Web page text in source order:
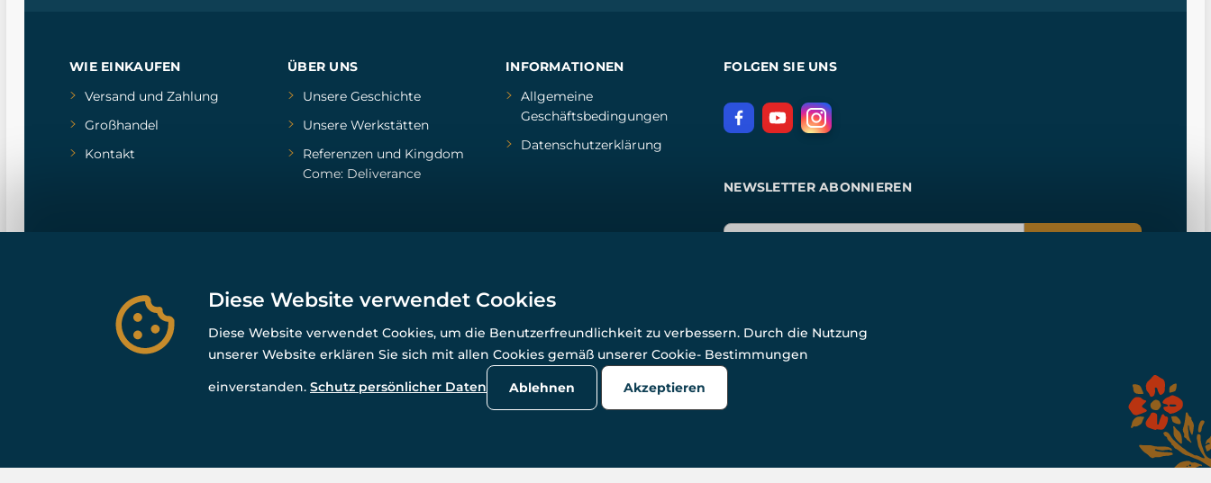
WIE EINKAUFEN
Versand und Zahlung
Großhandel
Kontakt
ÜBER UNS
Unsere Geschichte
Unsere Werkstätten
Referenzenund Kingdom
Come: Deliverance
INFORMATIONEN
Allgemeine
Geschäftsbedingungen
Datenschutzerklärung
FOLGEN SIE UNS
NEWSLETTER ABONNIEREN
© Alle Rechte vorbehalten. www.wulflund.de 2007-2026.
Powered by
Simplia.cz , protected by reCAPTCHA.
Diese Website verwendet Cookies
Diese Website verwendet Cookies, um die Benutzerfreundlichkeit zu verbessern. Durch die Nutzung
unserer Website erklären Sie sich mit allen Cookies gemäß unserer Cookie- Bestimmungen
einverstanden. Schutz persönlicher Daten Ablehnen Akzeptieren